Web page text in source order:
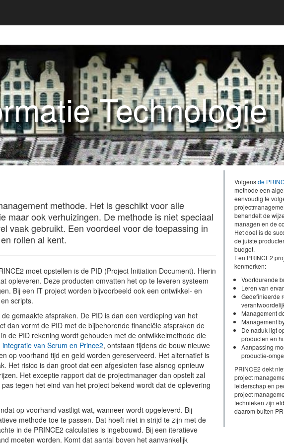
Technologie
methode. Het is geschikt voor alle
maar ook verhuizingen. De methode is niet speciaal
vaak gebruikt. Een voordeel voor de toepassing in
rollen al kent.
moet opstellen is de PID (Project Initiation Document). Hierin
opleveren. Deze producten omvatten het op te leveren systeem
Bij een IT project worden bijvoorbeeld ook een ontwikkel- en
scripts.
gemaakte afspraken. De PID is dan een verdieping van het
dan vormt de PID met de bijbehorende financiële afspraken de
de PID rekening wordt gehouden met de ontwikkelmethode die
integratie van Scrum en Prince2, ontstaan tijdens de bouw nieuwe
op voorhand tijd en geld worden gereserveerd. Het alternatief is
Het risico is dan groot dat een afgesloten fase alsnog opnieuw
Het exceptie rapport dat de projectmanager dan opstelt zal
tegen het eind van het project bekend wordt dat de oplevering
op voorhand vastligt wat, wanneer wordt opgeleverd. Bij
methode toe te passen. Dat hoeft niet in strijd te zijn met de
in de PRINCE2 calculaties is ingebouwd. Bij een iteratieve
moeten worden. Komt dat aantal boven het aanvankelijk
Volgensde
methode een
eenvoudig te
behandelt de
managen en de
Het doel is de
de juiste
budget.
Een PRINCE2
kenmerken:
Voortdurende
Leren van
Gedefinieerde
Management
Management
De naduk ligt
producten en
Aanpassing
productie-
PRINCE2 dekt
project
leiderschap en
project
technieken zijn
daarom buiten